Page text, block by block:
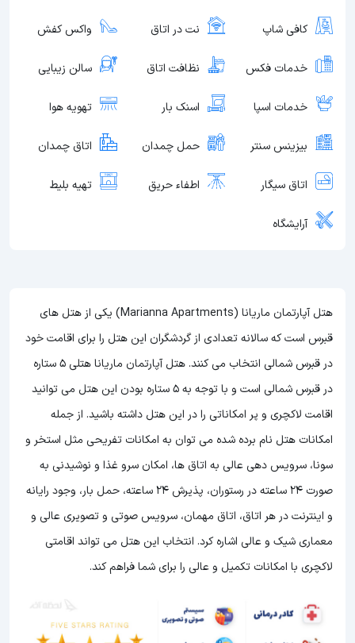
کافی شاپ نت در اتاق واکس کفش
خدمات فکس نظافت اتاق سالن زیبایی
خدمات اسپا اسنک بار تهویه هوا
بیزینس سنتر حمل چمدان اتاق چمدان
اتاق سیگار اطفاء حریق تهیه بلیط
آرایشگاه
هتل آپارتمان ماریانا (Marianna Apartments) یکی از هتل های
قبرس است که سالانه تعدادی از گردشگران این هتل را برای اقامت خود
در قبرس شمالی انتخاب می کنند. هتل آپارتمان ماریانا هتلی 5 ستاره
در قبرس شمالی است و با توجه به 5 ستاره بودن این هتل می توانید
اقامت لاکچری و پر امکاناتی را در این هتل داشته باشید. از جمله
امکانات هتل نام برده شده می توان به امکانات تفریحی مثل استخر و
سونا، سرویس دهی عالی به اتاق ها، امکان سرو غذا و نوشیدنی به
صورت 24 ساعته در رستوران، پذیرش 24 ساعته، حمل بار، وجود رایانه
و اینترنت در هر اتاق، اتاق مهمان، سرویس صوتی و تصویری عالی و
معماری شیک و عالی اشاره کرد. انتخاب این هتل می تواند اقامتی
لاکچری با امکانات تکمیل و عالی را برای شما فراهم کند.